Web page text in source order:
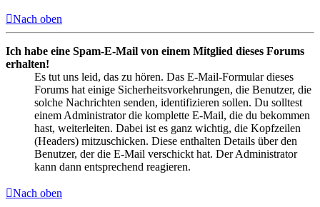
Nach oben
Ich habe eine Spam-E-Mail von einem Mitglied dieses Forums
erhalten!
Es tut uns leid, das zu hören. Das E-Mail-Formular dieses
Forums hat einige Sicherheitsvorkehrungen, die Benutzer, die
solche Nachrichten senden, identifizieren sollen. Du solltest
einem Administrator die komplette E-Mail, die du bekommen
hast, weiterleiten. Dabei ist es ganz wichtig, die Kopfzeilen
(Headers) mitzuschicken. Diese enthalten Details über den
Benutzer, der die E-Mail verschickt hat. Der Administrator
kann dann entsprechend reagieren.
Nach oben